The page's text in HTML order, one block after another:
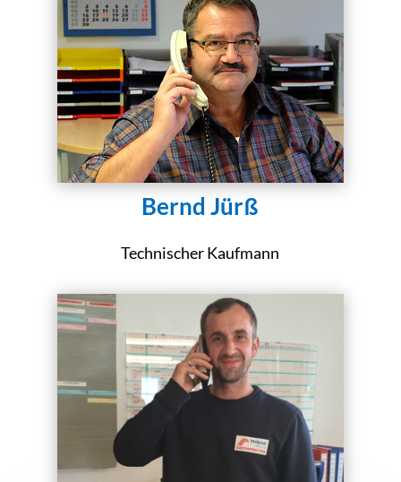
Bernd Jürß
Technischer Kaufmann